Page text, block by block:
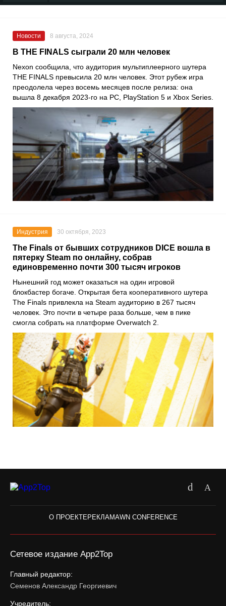
Новости 8 августа, 2024
В THE FINALS сыграли 20 млн человек
Nexon сообщила, что аудитория мультиплеерного шутера
THE FINALS превысила 20 млн человек. Этот рубеж игра
преодолела через восемь месяцев после релиза: она
вышла 8 декабря 2023-го на PC, PlayStation 5 и Xbox Series.
Индустрия 30 октября, 2023
The Finals от бывших сотрудников DICE вошла в
пятерку Steam по онлайну, собрав
единовременно почти 300 тысяч игроков
Нынешний год может оказаться на один игровой
блокбастер богаче. Открытая бета кооперативного шутера
The Finals привлекла на Steam аудиторию в 267 тысяч
человек. Это почти в четыре раза больше, чем в пике
смогла собрать на платформе Overwatch 2.
О ПРОЕКТЕРЕКЛАМАWN CONFERENCE
Сетевое издание App2Top
Главный редактор:
Семенов Александр Георгиевич
Учредитель: